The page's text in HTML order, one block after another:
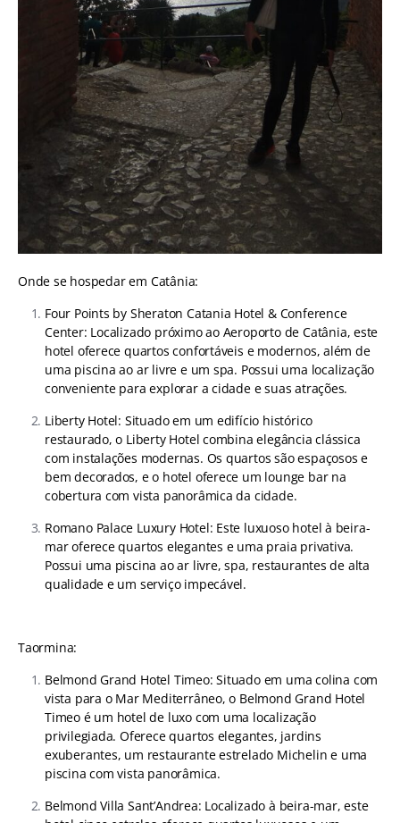
Onde se hospedar em Catânia:
Four Points by Sheraton Catania Hotel & Conference
Center: Localizado próximo ao Aeroporto de Catânia, este
hotel oferece quartos confortáveis ​​e modernos, além de
uma piscina ao ar livre e um spa. Possui uma localização
conveniente para explorar a cidade e suas atrações.
Liberty Hotel: Situado em um edifício histórico
restaurado, o Liberty Hotel combina elegância clássica
com instalações modernas. Os quartos são espaçosos e
bem decorados, e o hotel oferece um lounge bar na
cobertura com vista panorâmica da cidade.
Romano Palace Luxury Hotel: Este luxuoso hotel à beira-
mar oferece quartos elegantes e uma praia privativa.
Possui uma piscina ao ar livre, spa, restaurantes de alta
qualidade e um serviço impecável.
Taormina:
Belmond Grand Hotel Timeo: Situado em uma colina com
vista para o Mar Mediterrâneo, o Belmond Grand Hotel
Timeo é um hotel de luxo com uma localização
privilegiada. Oferece quartos elegantes, jardins
exuberantes, um restaurante estrelado Michelin e uma
piscina com vista panorâmica.
Belmond Villa Sant’Andrea: Localizado à beira-mar, este